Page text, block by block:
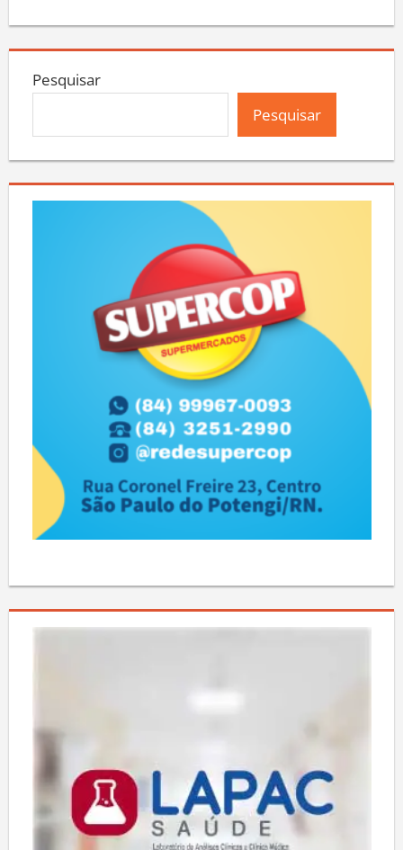
Pesquisar
Pesquisar